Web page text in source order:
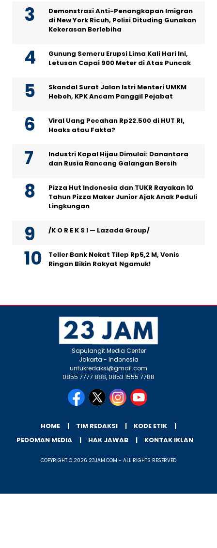
Demonstrasi Anti-Penangkapan Imigran
di New York Ricuh, Polisi Dituding Gunakan
Kekerasan Berlebiha
Gunung Semeru Erupsi Lima Kali Hari Ini,
Letusan Capai 900 Meter di Atas Puncak
Skandal Surat Jalan Istri Menteri UMKM
Heboh, KPK Ancam Panggil Pejabat
Viral Uang Pecahan Rp22.500 di HUT RI,
Hoaks atau Fakta?
Industri Kapal Hijau Dimulai: Danantara
dan Rusia Rancang Galangan Bersih
Pizza Hut Indonesia dan TUKR Rayakan 10
Tahun Pizza Maker Junior Ajak Anak Peduli
Lingkungan
/K O R E K S I — Lazada Group/
Teller Bank Nekat Tilep Rp5,2 M, Vonis
Ringan Bikin Rakyat Ngamuk!
Sapulangit Media Center
Jakarta - Indonesia
untukredaksi@gmail.com
0855 7777 888, 0853 1555 7788
HOME TIM REDAKSI
KODE ETIK
PEDOMAN MEDIA
HAK JAWAB KONTAK IKLAN
COPYRIGHT © 2026 23JAM.COM - ALL RIGHTS RESERVED